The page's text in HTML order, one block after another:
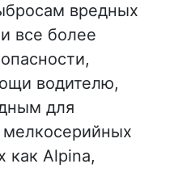
вредных
все более
водителю,
для
как Alpina,